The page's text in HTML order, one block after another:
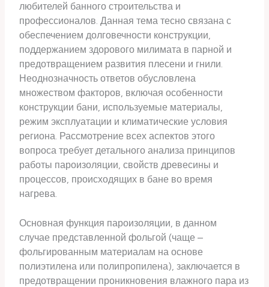
любителей банного строительства и
профессионалов. Данная тема тесно связана с
обеспечением долговечности конструкции,
поддержанием здорового милимата в парной и
предотвращением развития плесени и гнили.
Неоднозначность ответов обусловлена
множеством факторов, включая особенности
конструкции бани, используемые материалы,
режим эксплуатации и климатические условия
региона. Рассмотрение всех аспектов этого
вопроса требует детального анализа принципов
работы пароизоляции, свойств древесины и
процессов, происходящих в бане во время
нагрева.
Основная функция пароизоляции, в данном
случае представленной фольгой (чаще –
фольгированным материалам на основе
полиэтилена или полипропилена), заключается в
предотвращении проникновения влажного пара из